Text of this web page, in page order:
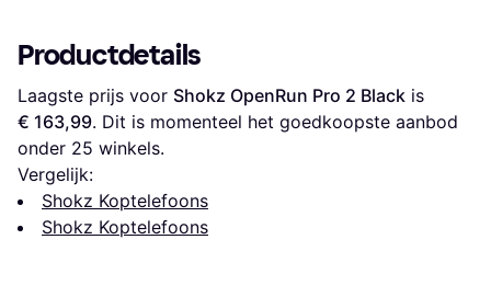
Productdetails
Laagste prijs voor Shokz OpenRun Pro 2 Black
€ 163,99. Dit is momenteel het goedkoopste aanbod
onder 25 winkels.
Vergelijk:
Shokz Koptelefoons
Shokz Koptelefoons